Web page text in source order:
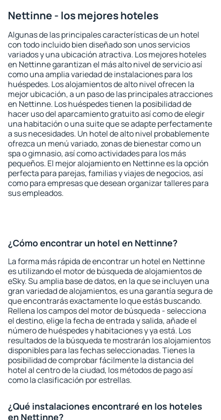
Nettinne - los mejores hoteles
Algunas de las principales características de un hotel
con todo incluido bien diseñado son unos servicios
variados y una ubicación atractiva. Los mejores hoteles
en Nettinne garantizan el más alto nivel de servicio así
como una amplia variedad de instalaciones para los
huéspedes. Los alojamientos de alto nivel ofrecen la
mejor ubicación, a un paso de las principales atracciones
en Nettinne. Los huéspedes tienen la posibilidad de
hacer uso del aparcamiento gratuito así como de elegir
una habitación o una suite que se adapte perfectamente
a sus necesidades. Un hotel de alto nivel probablemente
ofrezca un menú variado, zonas de bienestar como un
spa o gimnasio, así como actividades para los más
pequeños. El mejor alojamiento en Nettinne es la opción
perfecta para parejas, familias y viajes de negocios, así
como para empresas que desean organizar talleres para
sus empleados.
¿Cómo encontrar un hotel en Nettinne?
La forma más rápida de encontrar un hotel en Nettinne
es utilizando el motor de búsqueda de alojamientos de
eSky. Su amplia base de datos, en la que se incluyen una
gran variedad de alojamientos, es una garantía segura de
que encontrarás exactamente lo que estás buscando.
Rellena los campos del motor de búsqueda - selecciona
el destino, elige la fecha de entrada y salida, añade el
número de huéspedes y habitaciones y ya está. Los
resultados de la búsqueda te mostrarán los alojamientos
disponibles para las fechas seleccionadas. Tienes la
posibilidad de comprobar fácilmente la distancia del
hotel al centro de la ciudad, los métodos de pago así
como la clasificación por estrellas.
¿Qué instalaciones encontraré en los hoteles
en Nettinne?